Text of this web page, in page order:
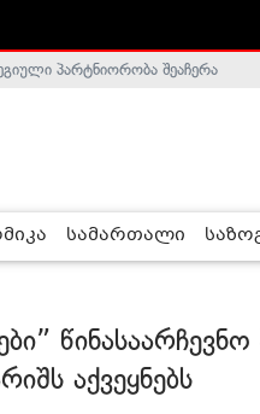
არალეგიტიმურია - ჰელსინკის
პარტნიორობა შეაჩერა
სამართალი
აქვეყნებს